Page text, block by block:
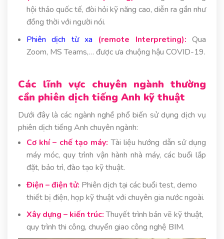
hội thảo quốc tế, đòi hỏi kỹ năng cao, diễn ra gần như
đồng thời với người nói.
Phiên dịch từ xa
(remote Interpreting): Qua
Zoom, MS Teams,… được ưa chuộng hậu COVID-19.
Các lĩnh vực chuyên ngành thường
cần phiên dịch tiếng Anh kỹ thuật
Dưới đây là các ngành nghề phổ biến sử dụng dịch vụ
phiên dịch tiếng Anh chuyên ngành:
Cơ khí – chế tạo máy: Tài liệu hướng dẫn sử dụng
máy móc, quy trình vận hành nhà máy, các buổi lắp
đặt, bảo trì, đào tạo kỹ thuật.
Điện – điện tử: Phiên dịch tại các buổi test, demo
thiết bị điện, họp kỹ thuật với chuyên gia nước ngoài.
Xây dựng – kiến trúc:Thuyết trình bản vẽ kỹ thuật,
quy trình thi công, chuyển giao công nghệ BIM.